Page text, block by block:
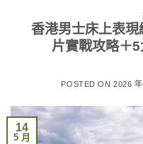
香港男士床上表
片實戰攻略＋5
POSTED ON2026
14
5 月